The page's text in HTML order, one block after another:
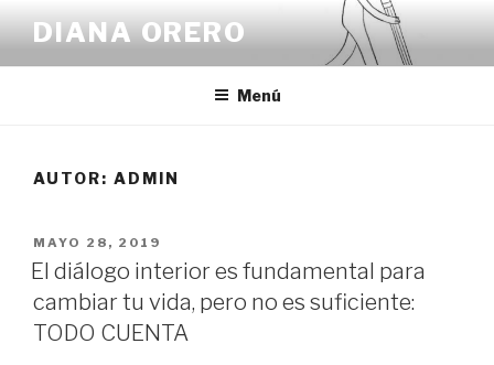
contenido
DIANA ORERO
Menú
AUTOR: ADMIN
PUBLICADO
EL
MAYO 28, 2019
El diálogo interior es fundamental para
cambiar tu vida, pero no es suficiente:
TODO CUENTA